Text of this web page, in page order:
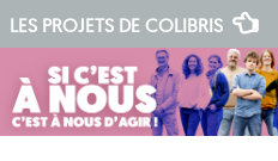
LES PROJETS DE COLIBRIS